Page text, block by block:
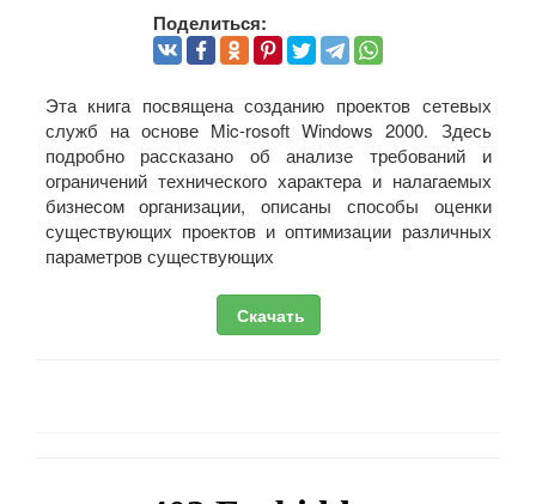
Поделиться:
Эта книга посвящена созданию проектов сетевых
служб на основе Mic-rosoft Windows 2000. Здесь
подробно рассказано об анализе требований и
ограничений технического характера и налагаемых
бизнесом организации, описаны способы оценки
существующих проектов и оптимизации различных
параметров существующих
Скачать